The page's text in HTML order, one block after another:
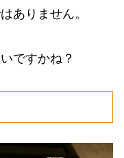
ありません。
ですかね？